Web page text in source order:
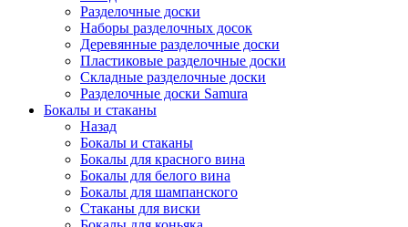
Разделочные доски
Наборы разделочных досок
Деревянные разделочные доски
Пластиковые разделочные доски
Складные разделочные доски
Разделочные доски Samura
Бокалы и стаканы
Назад
Бокалы и стаканы
Бокалы для красного вина
Бокалы для белого вина
Бокалы для шампанского
Стаканы для виски